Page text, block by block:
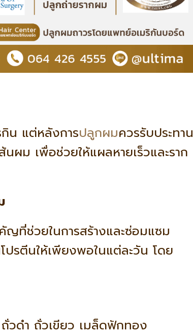
กิน แต่หลังการปลูกผมควรรับประทาน
นผม เพื่อช่วยให้แผลหายเร็วและราก
ญที่ช่วยในการสร้างและซ่อมแซม
ปรตีนให้เพียงพอในแต่ละวัน โดย
วดำ ถั่วเขียว เมล็ดฟักทอง